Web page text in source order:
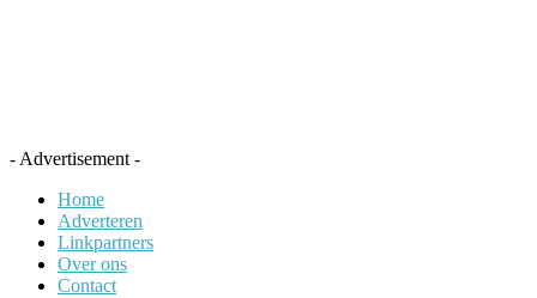
- Advertisement -
Home
Adverteren
Linkpartners
Over ons
Contact